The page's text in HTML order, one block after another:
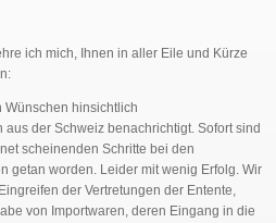
ich mich, Ihnen in aller Eile und Kürze
Wünschen hinsichtlich
der Schweiz benachrichtigt. Sofort sind
scheinenden Schritte bei den
getan worden. Leider mit wenig Erfolg. Wir
der Vertretungen der Entente,
von Importwaren, deren Eingang in die